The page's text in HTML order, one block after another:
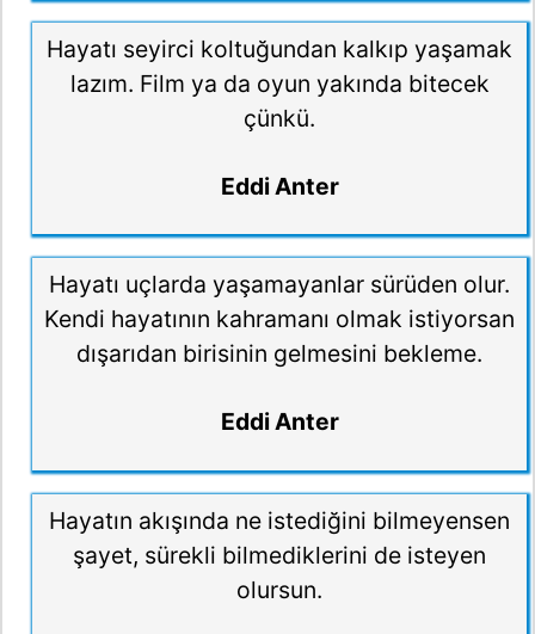
Hayatı seyirci koltuğundan kalkıp yaşamak
lazım. Film ya da oyun yakında bitecek
çünkü.
Eddi Anter
Hayatı uçlarda yaşamayanlar sürüden olur.
Kendi hayatının kahramanı olmak istiyorsan
dışarıdan birisinin gelmesini bekleme.
Eddi Anter
Hayatın akışında ne istediğini bilmeyensen
şayet, sürekli bilmediklerini de isteyen
olursun.